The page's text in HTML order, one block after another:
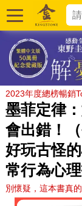
2023年度總榜暢銷
墨菲定律
會出錯！
好玩古怪
常行為心理
別懷疑，這本書真